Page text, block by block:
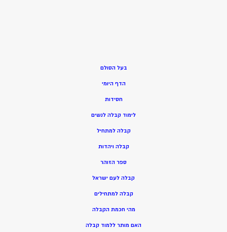
בעל הסולם
הדף היומי
חסידות
לימוד קבלה לנשים
קבלה למתחיל
קבלה ויהדות
ספר הזוהר
קבלה לעם ישראל
קבלה למתחילים
מהי חכמת הקבלה
האם מותר ללמוד קבלה